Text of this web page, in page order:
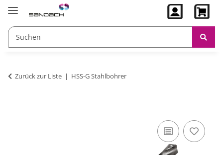
Zurück zur Liste HSS-G Stahlbohrer